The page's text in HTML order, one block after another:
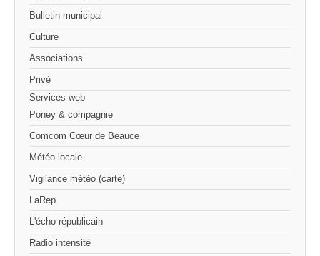
Bulletin municipal
Culture
Associations
Privé
Services web
Poney & compagnie
Comcom Cœur de Beauce
Météo locale
Vigilance météo (carte)
LaRep
L'écho républicain
Radio intensité